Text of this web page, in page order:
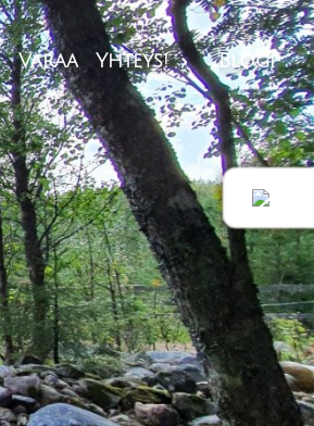
Varaa Yhteys!  Blogi